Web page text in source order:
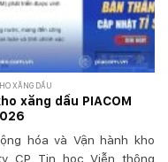
XĂNG DẦU
xăng dầu PIACOM
hóa và Vận hành kho
CP Tin học Viễn thông